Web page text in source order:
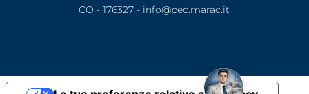
CO - 176327 - info@pec.marac.it